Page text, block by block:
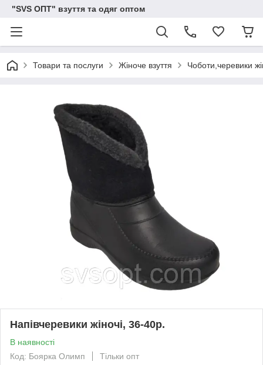
"SVS ОПТ" взуття та одяг оптом
Товари та послуги Жіноче взуття Чоботи,черевики
Напівчеревики жіночі, 36-40р.
В наявності
Код: Боярка Олимп
Тільки опт